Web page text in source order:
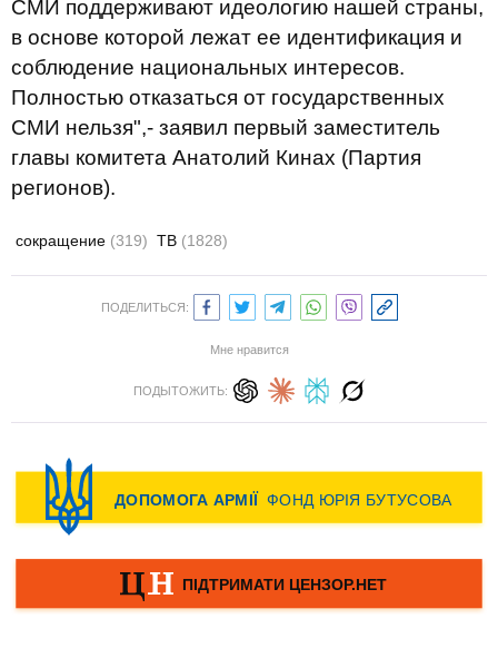
СМИ поддерживают идеологию нашей страны,
в основе которой лежат ее идентификация и
соблюдение национальных интересов.
Полностью отказаться от государственных
СМИ нельзя",- заявил первый заместитель
главы комитета Анатолий Кинах (Партия
регионов).
сокращение (319) ТВ (1828)
ПОДЕЛИТЬСЯ:
Мне нравится
ПОДЫТОЖИТЬ: